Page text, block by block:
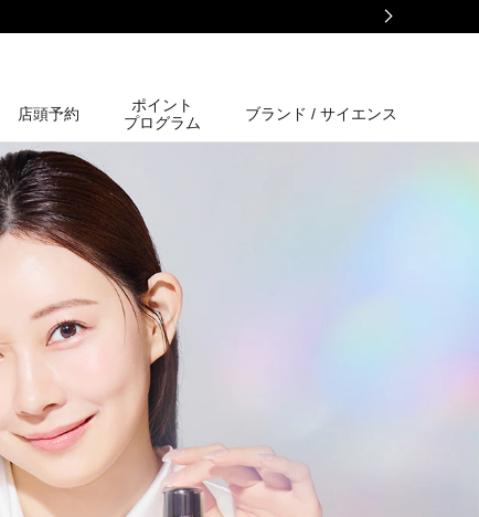
店頭予約
ポイント
プログラム
ブランド / サイエンス